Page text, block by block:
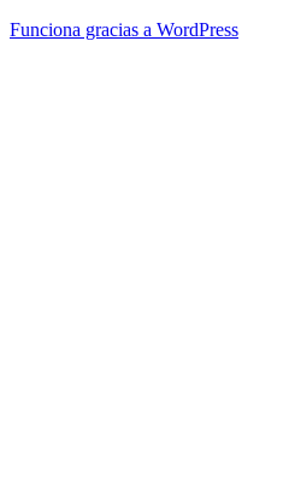
Funciona gracias a WordPress